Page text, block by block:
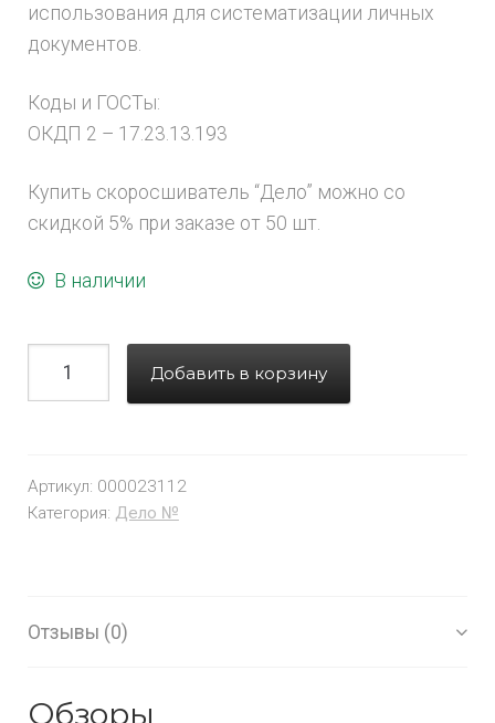
использования для систематизации личных
документов.
Коды и ГОСТы:
ОКДП 2 – 17.23.13.193
Купить скоросшиватель “Дело” можно со
скидкой 5% при заказе от 50 шт.
В наличии
Добавить в корзину
Артикул: 000023112
Категория: Дело №
Отзывы (0)
Обзоры